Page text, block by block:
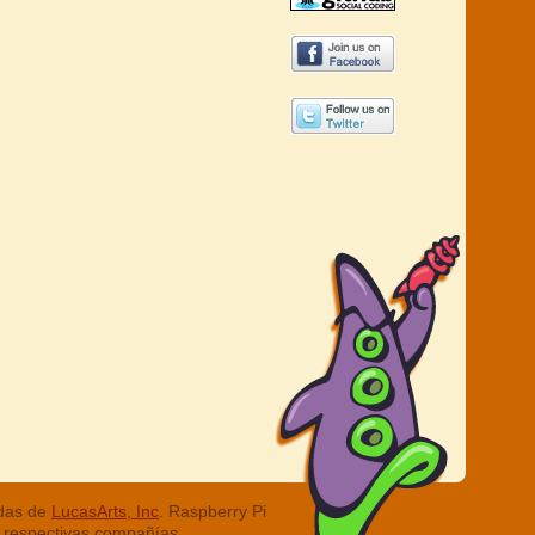
de LucasArts, Inc . Raspberry Pi